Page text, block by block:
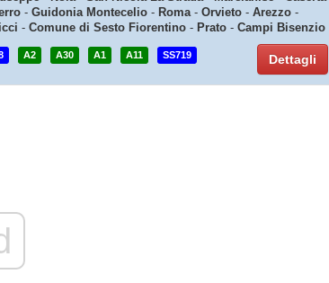
- Guidonia Montecelio - Roma- Orvieto - Arezzo -
- Comune di Sesto Fiorentino - Prato - Campi Bisenzio
A2 A30 A1 A11 SS719 Dettagli